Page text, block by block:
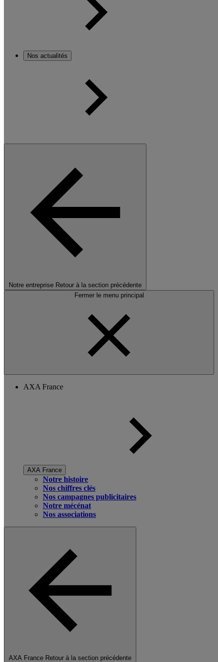
Nos actualités
Notre entreprise Retour à la section précédente
Fermer le menu principal
AXA France
AXA France
Notre histoire
Nos chiffres clés
Nos campagnes publicitaires
Notre mécénat
Nos associations
AXA France Retour à la section précédente